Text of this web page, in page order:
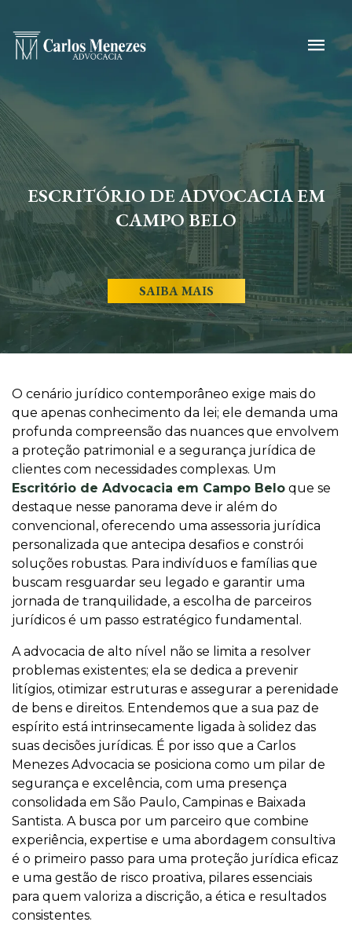
ESCRITÓRIO DE ADVOCACIA EM
CAMPO BELO
SAIBA MAIS
O cenário jurídico contemporâneo exige mais do
que apenas conhecimento da lei; ele demanda uma
profunda compreensão das nuances que envolvem
a proteção patrimonial e a segurança jurídica de
clientes com necessidades complexas. Um
Escritório de Advocacia em Campo Belo que se
destaque nesse panorama deve ir além do
convencional, oferecendo uma assessoria jurídica
personalizada que antecipa desafios e constrói
soluções robustas. Para indivíduos e famílias que
buscam resguardar seu legado e garantir uma
jornada de tranquilidade, a escolha de parceiros
jurídicos é um passo estratégico fundamental.
A advocacia de alto nível não se limita a resolver
problemas existentes; ela se dedica a prevenir
litígios, otimizar estruturas e assegurar a perenidade
de bens e direitos. Entendemos que a sua paz de
espírito está intrinsecamente ligada à solidez das
suas decisões jurídicas. É por isso que a Carlos
Menezes Advocacia se posiciona como um pilar de
segurança e excelência, com uma presença
consolidada em São Paulo, Campinas e Baixada
Santista. A busca por um parceiro que combine
experiência, expertise e uma abordagem consultiva
é o primeiro passo para uma proteção jurídica eficaz
e uma gestão de risco proativa, pilares essenciais
para quem valoriza a discrição, a ética e resultados
consistentes.